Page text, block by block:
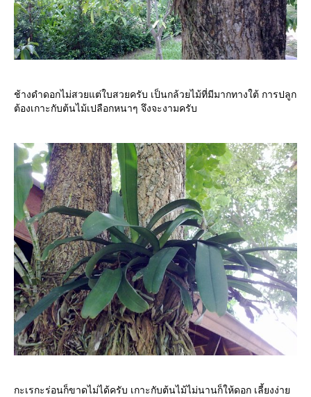
ช้างดำดอกไม่สวยแต่ใบสวยครับ เป็นกล้วยไม้ที่มีมากทางใต้ การปลูก
ต้องเกาะกับต้นไม้เปลือกหนาๆ จึงจะงามครับ
กะเรกะร่อนก็ขาดไม่ได้ครับ เกาะกับต้นไม้ไม่นานก็ให้ดอก เลี้ยงง่า